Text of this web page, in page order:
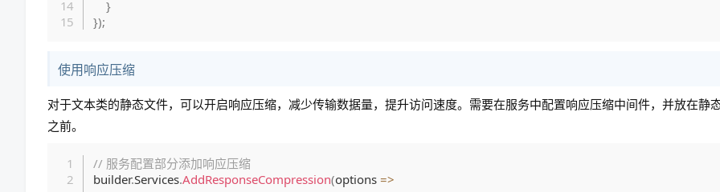
}
});
使用响应压缩
对于文本类的静态文件，可以开启响应压缩，减少传输数据量，提升访问速度。需要在服务中配置响应压缩中间件，并放在静
之前。
// 服务配置部分添加响应压缩
builder.Services.AddResponseCompression(options =>